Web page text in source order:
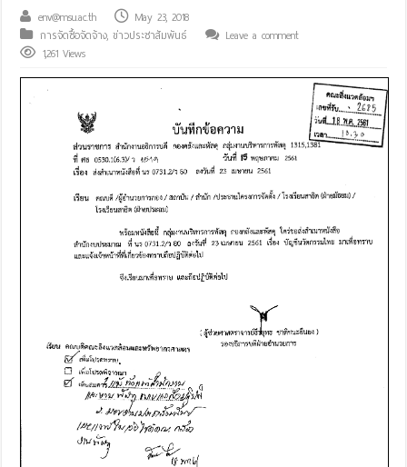
env@msu.ac.th
May 23, 2018
การจัดซื้อจัดจ้าง,ข่าวประชาสัมพันธ์
Leave a comment
1,261 Views